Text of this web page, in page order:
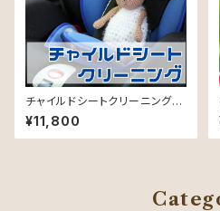
チャイルドシートクリーニング｜
宅配（四国中国九州）
¥11,800